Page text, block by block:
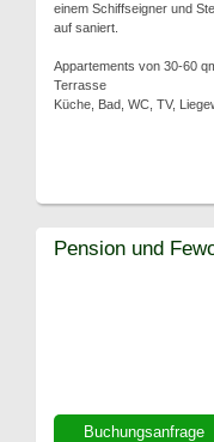
einem Schiffseigner und
auf saniert.
Appartements von 30-60
Terrasse
Küche, Bad, WC, TV,
Buchungsanfrage
Pension und